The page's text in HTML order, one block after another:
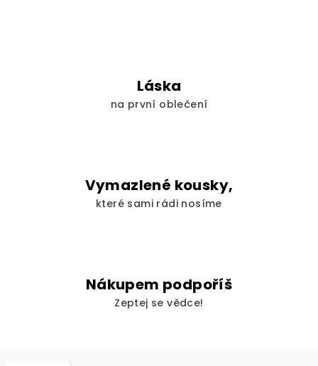
Láska
na první oblečení
Vymazlené kousky,
které sami rádi nosíme
Nákupem podpoříš
Zeptej se vědce!